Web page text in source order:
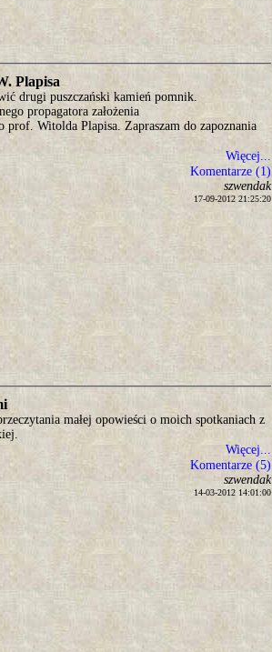
Plapisa
drugi puszczański kamień pomnik.
propagatora założenia
prof. Witolda Plapisa. Zapraszam do zapoznania
Więcej...
Komentarze (1)
szwendak
17-09-2012 21:25:20
małej opowieści o moich spotkaniach z
Więcej...
Komentarze (5)
szwendak
14-03-2012 14:01:00